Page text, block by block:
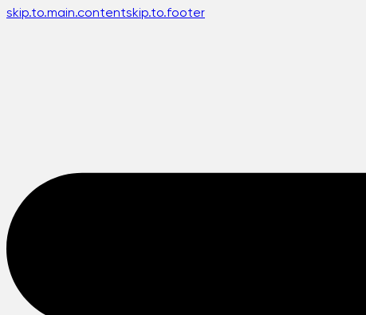
skip.to.main.contentskip.to.footer